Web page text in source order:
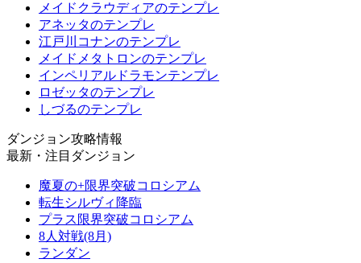
メイドクラウディアのテンプレ
アネッタのテンプレ
江戸川コナンのテンプレ
メイドメタトロンのテンプレ
インペリアルドラモンテンプレ
ロゼッタのテンプレ
しづるのテンプレ
ダンジョン攻略情報
最新・注目ダンジョン
魔夏の+限界突破コロシアム
転生シルヴィ降臨
プラス限界突破コロシアム
8人対戦(8月)
ランダン